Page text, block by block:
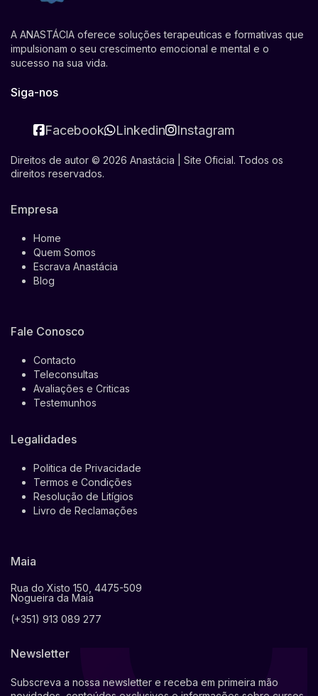
A ANASTÁCIA oferece soluções terapeuticas e formativas que
impulsionam o seu crescimento emocional e mental e o
sucesso na sua vida.
Siga-nos
Facebook Linkedin Instagram
Direitos de autor © 2026 Anastácia | Site Oficial. Todos os
direitos reservados.
Empresa
Home
Quem Somos
Escrava Anastácia
Blog
Fale Conosco
Contacto
Teleconsultas
Avaliações e Criticas
Testemunhos
Legalidades
Politica de Privacidade
Termos e Condições
Resolução de Litígios
Livro de Reclamações
Maia
Rua do Xisto 150, 4475-509
Nogueira da Maia
(+351) 913 089 277
Newsletter
Subscreva a nossa newsletter e receba em primeira mão